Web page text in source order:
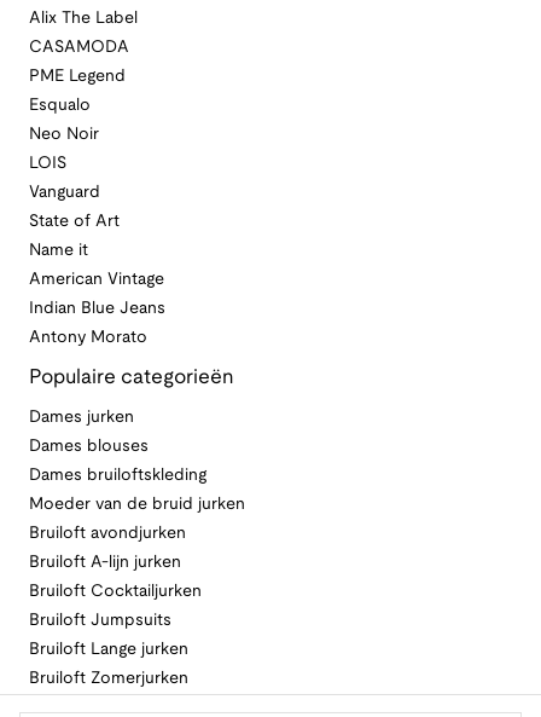
Alix The Label
CASAMODA
PME Legend
Esqualo
Neo Noir
LOIS
Vanguard
State of Art
Name it
American Vintage
Indian Blue Jeans
Antony Morato
Populaire categorieën
Dames jurken
Dames blouses
Dames bruiloftskleding
Moeder van de bruid jurken
Bruiloft avondjurken
Bruiloft A-lijn jurken
Bruiloft Cocktailjurken
Bruiloft Jumpsuits
Bruiloft Lange jurken
Bruiloft Zomerjurken